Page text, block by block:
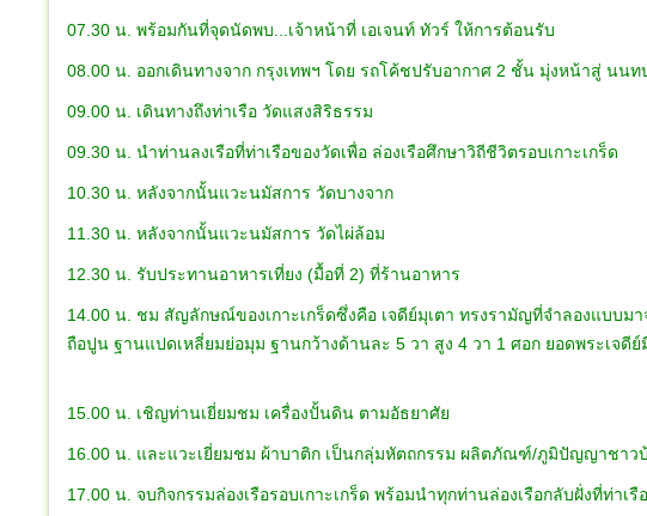
07.30 น. พร้อมกันที่จุดนัดพบ...เจ้าหน้าที่ เอเจนท์ ทัวร์ ให้การต้อนรับ
08.00 น. ออกเดินทางจาก กรุงเทพฯ โดย รถโค้ชปรับอากาศ 2 ชั้น มุ่งหน้าสู่ นน
09.00 น. เดินทางถึงท่าเรือ วัดแสงสิริธรรม
09.30 น. นำท่านลงเรือที่ท่าเรือของวัดเพื่อ ล่องเรือศึกษาวิถีชีวิตรอบเกาะเ
10.30 น. หลังจากนั้นแวะนมัสการ วัดบางจาก
11.30 น. หลังจากนั้นแวะนมัสการ วั
12.30 น. รับประทานอาหารเที่ยง (มื้อที่ 2) ที่ร้านอาหาร
14.00 น. ชม สัญลักษณ์ของเกาะเกร็ดซึ่งคือ เจดีย์มุเตา ทรงรามัญที่จำลองแบบมา
ถือปูน ฐานแปดเหลี่ยมย่อมุม ฐานกว้างด้านละ 5 วา สูง 4 วา 1 ศอก ยอด
15.00 น. เชิญท่านเยี่ยมชม เครื่องปั้นดิน ตามอัธยาศัย
16.00 น. และแวะเยี่ยมชม ผ้าบาติก เป็นกลุ่มหัตถกรรม
17.00 น. จบกิจกรรมล่องเรือรอบเกาะเกร็ด พร้อมนำทุกท่านล่องเรือกลับฝั่งที่ท่าเ